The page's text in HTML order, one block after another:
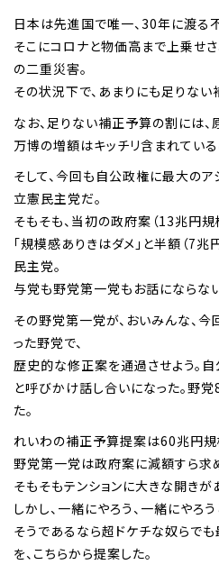
日本は先進国で唯一、30年に渡る
そこにコロナと物価高まで上乗せ
の二重災害。
その状況下で、あまりにも足りない
なお、足りない補正予算の割には、
万博の増額はキッチリ含まれている
そして、今回も自公政権に最大のア
立憲民主党だ。
そもそも、当初の政府案（13兆円規
「規模感ありきはダメ」と半額（7
民主党。
与党も野党第一党もお話にならない
その野党第一党が、おいみんな、
った野党で、
歴史的な修正案を通過させよう。自
と呼びかけ話し合いになった。野
た。
れいわの補正予算提案は60兆円規
野党第一党は政府案に減額すら求
そもそもテンションに大きな開きが
しかし、一緒にやろう、一緒にやろう
そうであるなら超ドケチな奴らで
を、こちらから提案した。